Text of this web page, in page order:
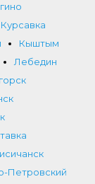
Курсавка
Кыштым
Лебедин
Петровский